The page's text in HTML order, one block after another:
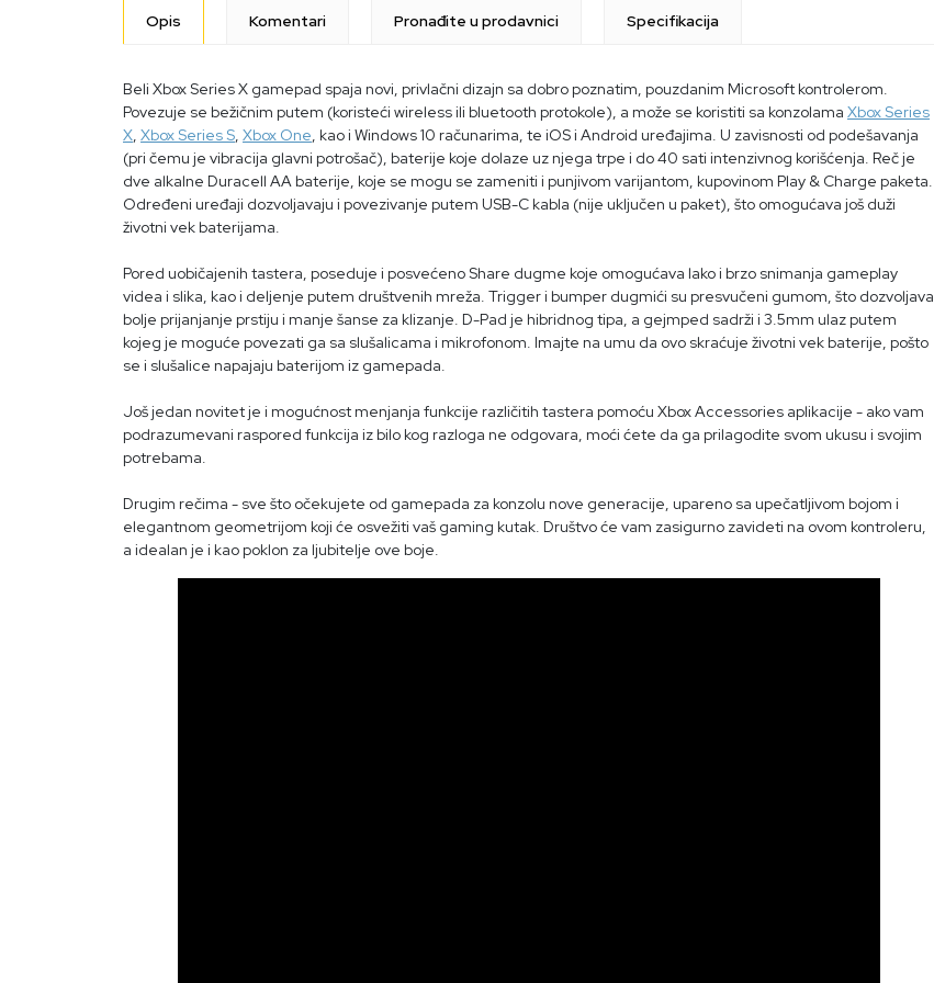
Opis Komentari Pronađite u prodavnici Specifikacija
Beli Xbox Series X gamepad spaja novi, privlačni dizajn sa dobro poznatim, pouzdanim Microsoft kontrolerom.
Povezuje se bežičnim putem (koristeći wireless ili bluetooth protokole), a može se koristiti sa konzolama Xbox Series
X, Xbox Series S, Xbox One, kao i Windows 10 računarima, te iOS i Android uređajima. U zavisnosti od podešavanja
(pri čemu je vibracija glavni potrošač), baterije koje dolaze uz njega trpe i do 40 sati intenzivnog korišćenja. Reč je
dve alkalne Duracell AA baterije, koje se mogu se zameniti i punjivom varijantom, kupovinom Play & Charge paketa.
Određeni uređaji dozvoljavaju i povezivanje putem USB-C kabla (nije uključen u paket), što omogućava još duži
životni vek baterijama.
Pored uobičajenih tastera, poseduje i posvećeno Share dugme koje omogućava lako i brzo snimanja gameplay
videa i slika, kao i deljenje putem društvenih mreža. Trigger i bumper dugmići su presvučeni gumom, što dozvoljava
bolje prijanjanje prstiju i manje šanse za klizanje. D-Pad je hibridnog tipa, a gejmped sadrži i 3.5mm ulaz putem
kojeg je moguće povezati ga sa slušalicama i mikrofonom. Imajte na umu da ovo skraćuje životni vek baterije, pošto
se i slušalice napajaju baterijom iz gamepada.
Još jedan novitet je i mogućnost menjanja funkcije različitih tastera pomoću Xbox Accessories aplikacije - ako vam
podrazumevani raspored funkcija iz bilo kog razloga ne odgovara, moći ćete da ga prilagodite svom ukusu i svojim
potrebama.
Drugim rečima - sve što očekujete od gamepada za konzolu nove generacije, upareno sa upečatljivom bojom i
elegantnom geometrijom koji će osvežiti vaš gaming kutak. Društvo će vam zasigurno zavideti na ovom kontroleru,
a idealan je i kao poklon za ljubitelje ove boje.